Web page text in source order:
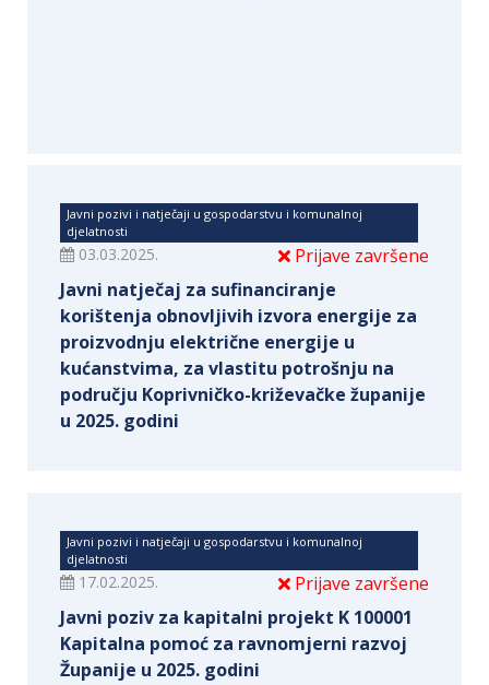
Javni pozivi i natječaji u gospodarstvu i komunalnoj
djelatnosti
Prijave završene
03.03.2025.
Javni natječaj za sufinanciranje
korištenja obnovljivih izvora energije za
proizvodnju električne energije u
kućanstvima, za vlastitu potrošnju na
području Koprivničko-križevačke županije
u 2025. godini
Javni pozivi i natječaji u gospodarstvu i komunalnoj
djelatnosti
Prijave završene
17.02.2025.
Javni poziv za kapitalni projekt K 100001
Kapitalna pomoć za ravnomjerni razvoj
Županije u 2025. godini